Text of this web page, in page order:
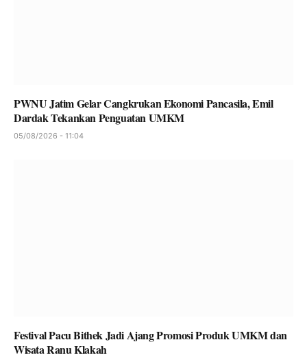
PWNU Jatim Gelar Cangkrukan Ekonomi Pancasila, Emil
Dardak Tekankan Penguatan UMKM
05/08/2026 - 11:04
Festival Pacu Bithek Jadi Ajang Promosi Produk UMKM dan
Wisata Ranu Klakah